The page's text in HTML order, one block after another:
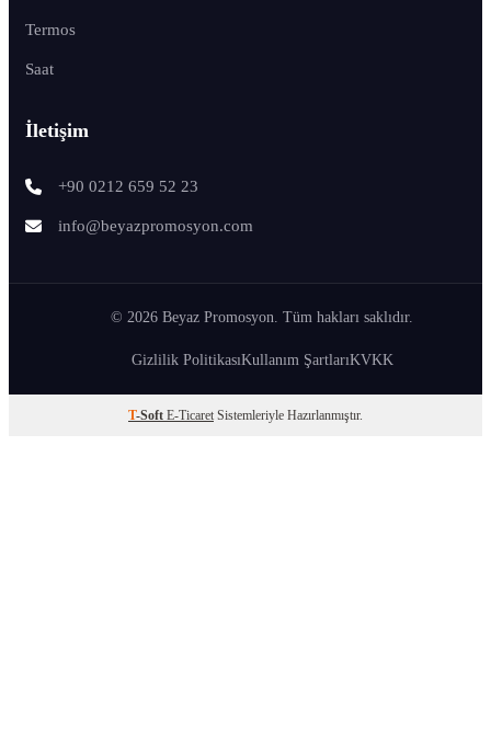
Termos
Saat
İletişim
+90 0212 659 52 23
info@beyazpromosyon.com
© 2026 Beyaz Promosyon. Tüm hakları saklıdır.
Gizlilik PolitikasıKullanım ŞartlarıKVKK
T-Soft E-Ticaret Sistemleriyle Hazırlanmıştır.